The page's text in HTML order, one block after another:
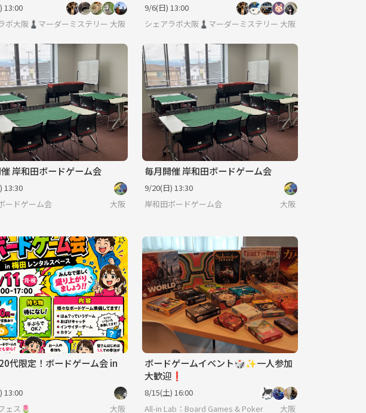
作り
13:00
ボ大阪♟️マーダーミステリー/ボードゲーム/友達作り
大阪
9/6(日) 13:00
シェアラボ大阪♟️マーダーミステリー/ボードゲーム/友達作り
大阪
岸和田ボードゲーム会
13:30
ードゲーム会
大阪
毎月開催 岸和田ボードゲーム会
9/20(日) 13:30
岸和田ボードゲーム会
大阪
作り
代限定！ボードゲーム会 in
13:00
ェス🌷
大阪
ボードゲームイベント🎲✨一人参加
大歓迎❗️
8/15(土) 16:00
All-in Lab：Board Games & Poker
大阪